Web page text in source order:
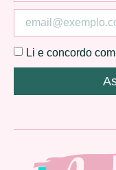
Li e concordo